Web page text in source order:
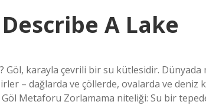
A Lake
Göl, karayla çevrili bir su kütlesidir. Dünyada
– dağlarda ve çöllerde, ovalarda ve deniz
Metaforu Zorlamama niteliği: Su bir